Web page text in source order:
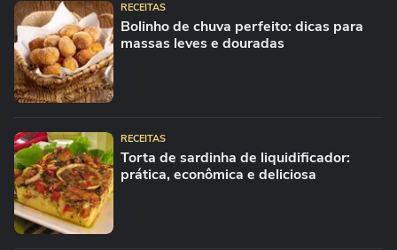
RECEITAS
Bolinho de chuva perfeito: dicas para
massas leves e douradas
RECEITAS
Torta de sardinha de liquidificador:
prática, econômica e deliciosa